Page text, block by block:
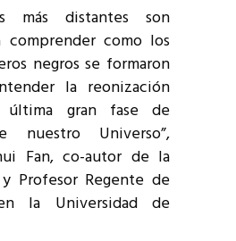
más distantes son
comprender como los
negros se formaron
la reonización
última gran fase de
nuestro Universo”,
Fan, co-autor de la
Profesor Regente de
la Universidad de